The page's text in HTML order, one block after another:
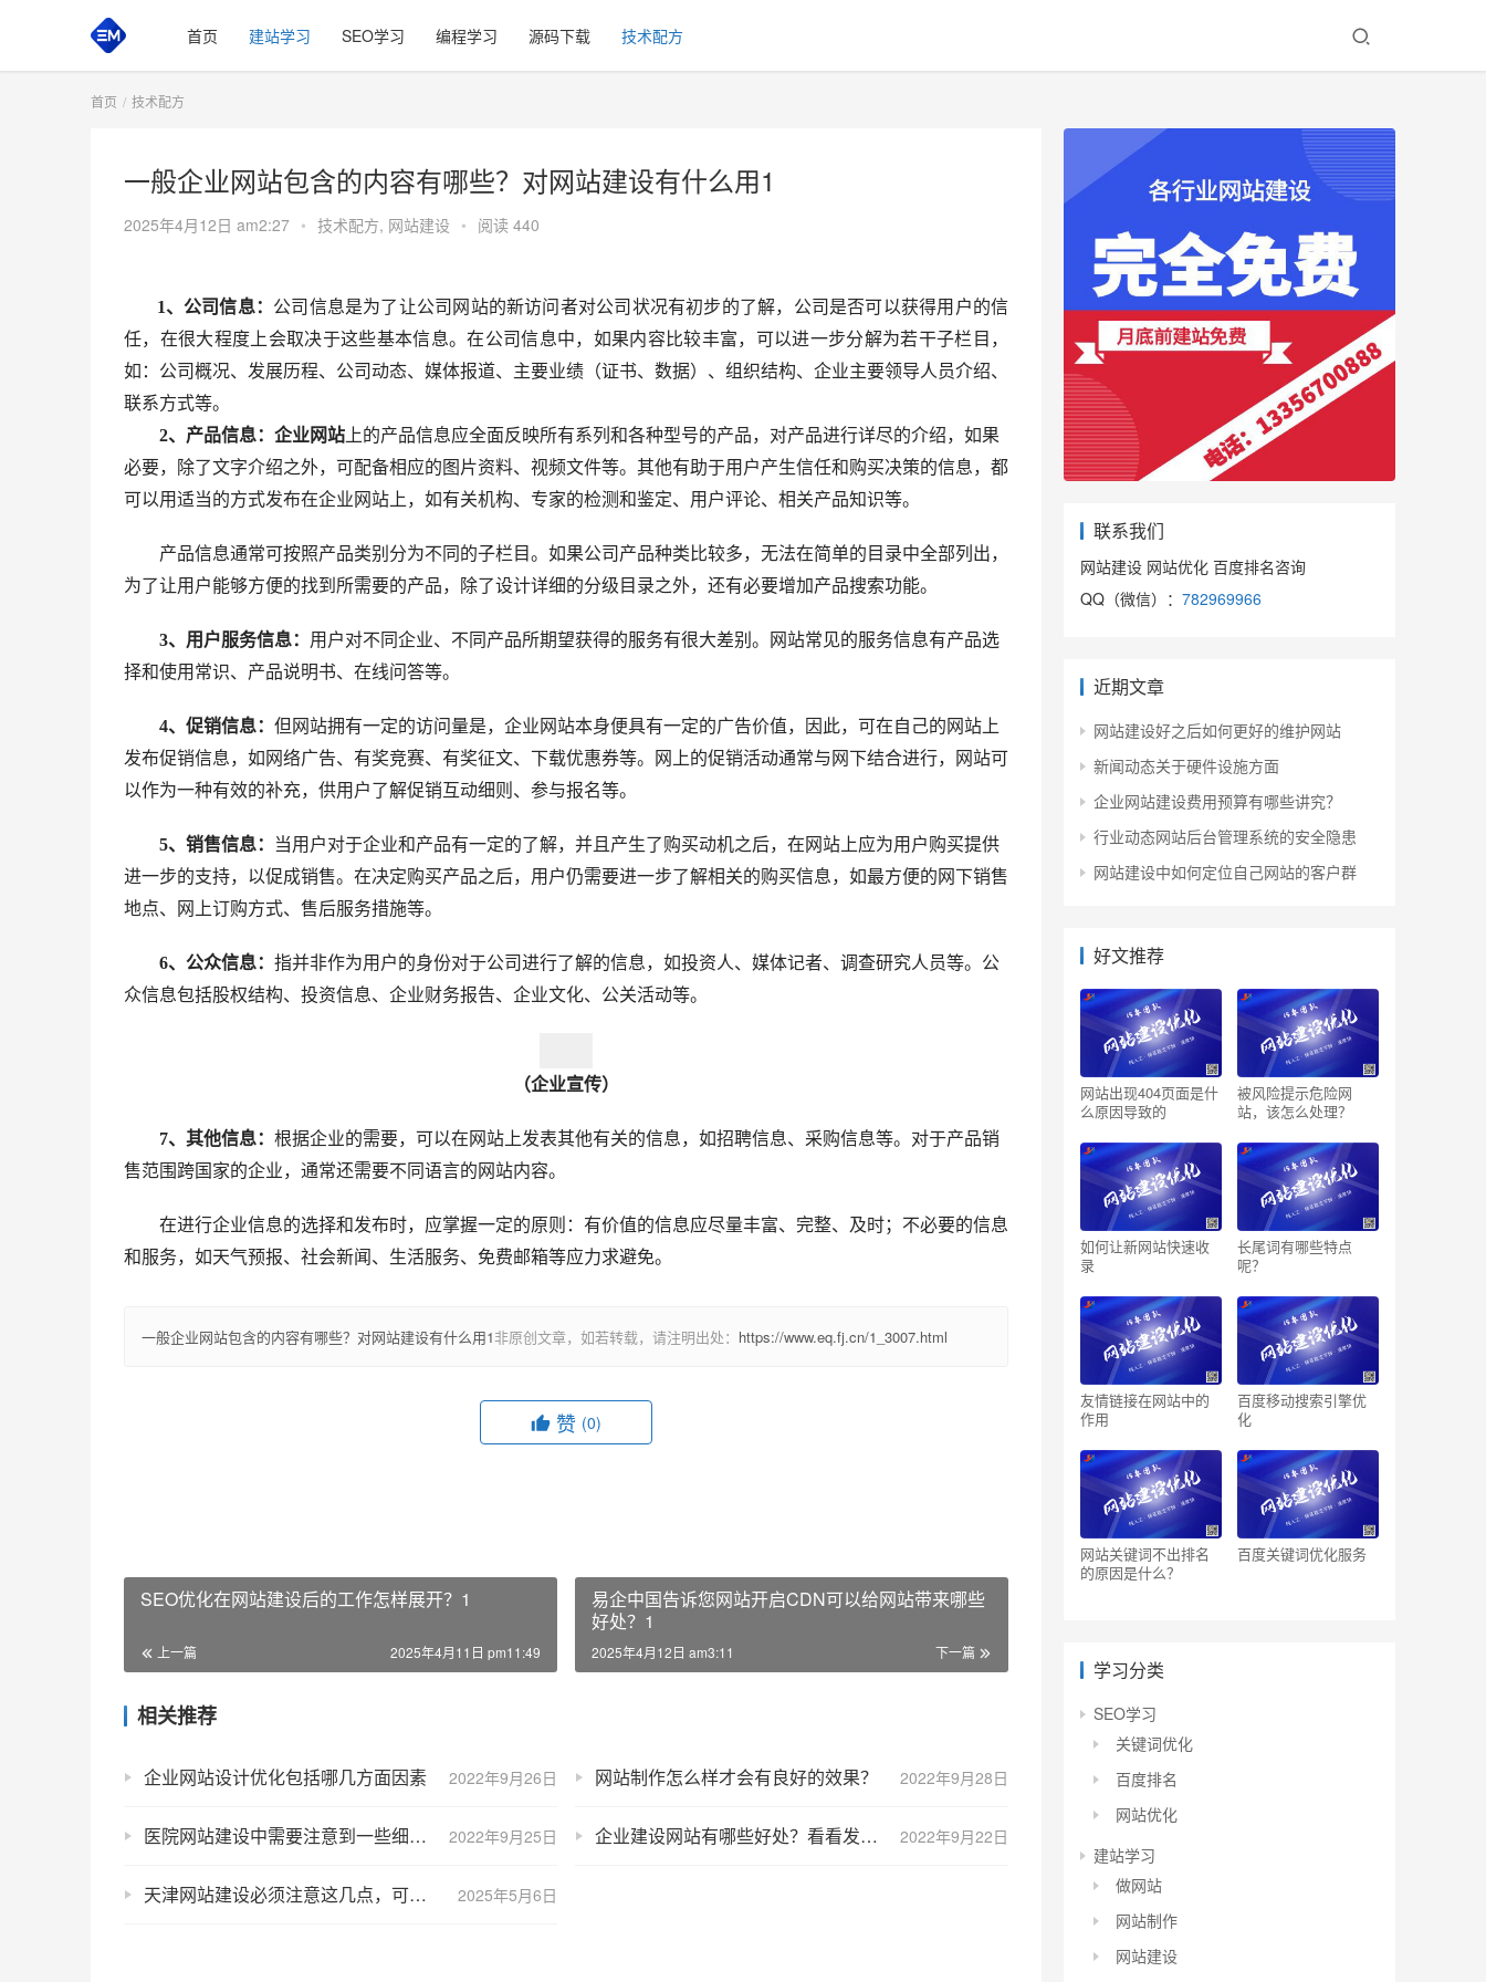
首页 建站学习 SEO学习 编程学习 源码下载 技术配方
首页 技术配方
一般企业网站包含的内容有哪些？对网站建设有什么用1
2025年4月12日 am2:27 • 技术配方, 网站建设 • 阅读 440
1、公司信息： 公司信息是为了让公司网站的新访问者对公司状况有初步的了解，公司是否可以获得用户的信
任，在很大程度上会取决于这些基本信息。在公司信息中，如果内容比较丰富，可以进一步分解为若干子栏目，
如：公司概况、发展历程、公司动态、媒体报道、主要业绩（证书、数据）、组织结构、企业主要领导人员介绍、
联系方式等。
2、产品信息：企业网站 上的产品信息应全面反映所有系列和各种型号的产品，对产品进行详尽的介绍，如果
必要，除了文字介绍之外，可配备相应的图片资料、视频文件等。其他有助于用户产生信任和购买决策的信息，都
可以用适当的方式发布在企业网站上，如有关机构、专家的检测和鉴定、用户评论、相关产品知识等。
产品信息通常可按照产品类别分为不同的子栏目。如果公司产品种类比较多，无法在简单的目录中全部列出，
为了让用户能够方便的找到所需要的产品，除了设计详细的分级目录之外，还有必要增加产品搜索功能。
3、用户服务信息： 用户对不同企业、不同产品所期望获得的服务有很大差别。网站常见的服务信息有产品选
择和使用常识、产品说明书、在线问答等。
4、促销信息： 但网站拥有一定的访问量是，企业网站本身便具有一定的广告价值，因此，可在自己的网站上
发布促销信息，如网络广告、有奖竞赛、有奖征文、下载优惠券等。网上的促销活动通常与网下结合进行，网站可
以作为一种有效的补充，供用户了解促销互动细则、参与报名等。
5、销售信息：
当用户对于企业和产品有一定的了解，并且产生了购买动机之后，在网站上应为用户购买提供
进一步的支持，以促成销售。在决定购买产品之后，用户仍需要进一步了解相关的购买信息，如最方便的网下销售
地点、网上订购方式、售后服务措施等。
6、公众信息： 指并非作为用户的身份对于公司进行了解的信息，如投资人、媒体记者、调查研究人员等。公
众信息包括股权结构、投资信息、企业财务报告、企业文化、公关活动等。
（企业宣传）
7、其他信息： 根据企业的需要，可以在网站上发表其他有关的信息，如招聘信息、采购信息等。对于产品销
售范围跨国家的企业，通常还需要不同语言的网站内容。
在进行企业信息的选择和发布时，应掌握一定的原则：有价值的信息应尽量丰富、完整、及时；不必要的信息
和服务，如天气预报、社会新闻、生活服务、免费邮箱等应力求避免。
一般企业网站包含的内容有哪些？对网站建设有什么用1非原创文章，如若转载，请注明出处： https://www.eq.fj.cn/1_3007.html
赞 (0)
SEO优化在网站建设后的工作怎样展开？1
上一篇 2025年4月11日 pm11:49
易企中国告诉您网站开启CDN可以给网站带来哪些
好处？1
下一篇
2025年4月12日 am3:11
相关推荐
2022年9月26日
企业网站设计优化包括哪几方面因素 2022年9月28日
网站制作怎么样才会有良好的效果？
2022年9月25日
医院网站建设中需要注意到一些细节问题 2022年9月22日
企业建设网站有哪些好处？看看发展空间
2025年5月6日
天津网站建设必须注意这几点，可以提高网站流量
联系我们
网站建设 网站优化 百度排名咨询
QQ（微信）： 782969966
近期文章
网站建设好之后如何更好的维护网站
新闻动态关于硬件设施方面
企业网站建设费用预算有哪些讲究？
行业动态网站后台管理系统的安全隐患
网站建设中如何定位自己网站的客户群
好文推荐
网站出现404页面是什
么原因导致的
被风险提示危险网
站，该怎么处理？
如何让新网站快速收
录
长尾词有哪些特点
呢？
友情链接在网站中的
作用
百度移动搜索引擎优
化
网站关键词不出排名
的原因是什么？
百度关键词优化服务
学习分类
SEO学习
关键词优化
百度排名
网站优化
建站学习
做网站
网站制作
网站建设